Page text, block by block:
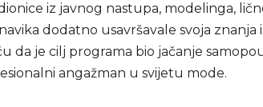
iz javnog nastupa, modelinga,
dodatno usavršavale svoja znanja
da je cilj programa bio jačanje
angažman u svijetu mode.